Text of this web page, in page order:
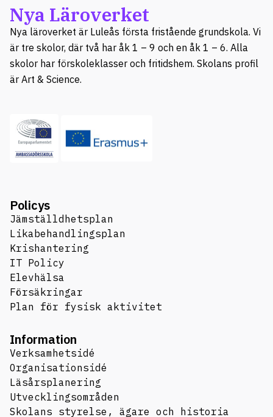
Nya Läroverket
Nya läroverket är Luleås första fristående grundskola. Vi
är tre skolor, där två har åk 1 – 9 och en åk 1 – 6. Alla
skolor har förskoleklasser och fritidshem. Skolans profil
är Art & Science.
Policys
Jämställdhetsplan
Likabehandlingsplan
Krishantering
IT Policy
Elevhälsa
Försäkringar
Plan för fysisk aktivitet
Information
Verksamhetsidé
Organisationsidé
Läsårsplanering
Utvecklingsområden
Skolans styrelse, ägare och historia